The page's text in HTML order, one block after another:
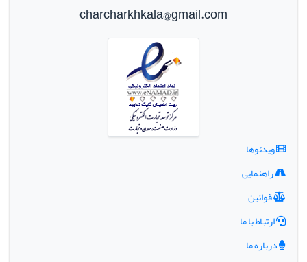
charcharkhkala@gmail.com
ویدئوها
راهنمایی
قوانین
ارتباط با ما
درباره ما